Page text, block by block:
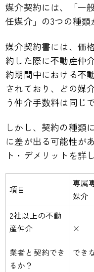
媒介契約には、「一
任媒介」の3つの種類
媒介契約書には、価
約した際に不動産仲
約期間中における不
されており、どの媒
う仲介手数料は同じで
しかし、契約の種類
に差が出る可能性が
ト・デメリットを詳
項目
専属
媒介
2社以上の不動
産仲介
業者と契約でき
るか？
×
でき